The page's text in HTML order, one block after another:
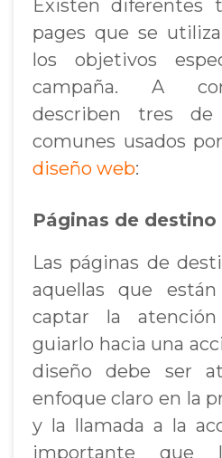
Existen diferentes
pages que se
los objetivos
campaña. A
describen tres
comunes usados
diseño web:
Páginas de
Las páginas de
aquellas que
captar la
guiarlo hacia una
diseño debe ser
enfoque claro en la
y la llamada a la
importante que